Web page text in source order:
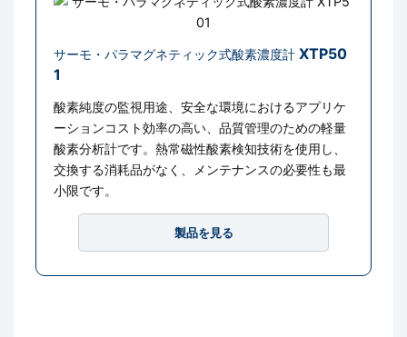
サーモ・パラマグネティック式酸素濃度計XTP50
1
酸素純度の監視用途、安全な環境におけるアプリケ
ーションコスト効率の高い、品質管理のための軽量
酸素分析計です。熱常磁性酸素検知技術を使用し、
交換する消耗品がなく、メンテナンスの必要性も最
小限です。
製品を見る